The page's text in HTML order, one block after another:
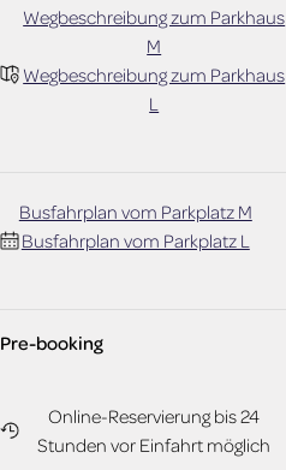
Wegbeschreibung zum Parkhaus
M
Wegbeschreibung zum Parkhaus
L
Busfahrplan vom Parkplatz M
Busfahrplan vom Parkplatz L
Pre-booking
Online-Reservierung bis 24
Stunden vor Einfahrt möglich